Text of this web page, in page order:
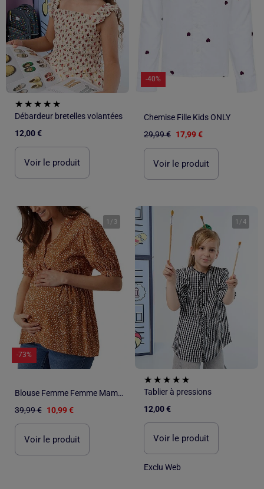
Débardeur bretelles volantées
12,00 €
Voir le produit
-40%
Chemise Fille Kids ONLY
29,99 € 17,99 €
Voir le produit
1 / 3
-73%
Blouse Femme Femme Mamalicious
39,99 € 10,99 €
Voir le produit
1 /4
Tablier à pressions
12,00 €
Voir le produit
Exclu Web